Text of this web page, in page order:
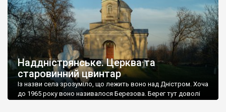
роках Болган […]
Наддністрянське. Церква та
старовинний цвинтар
Із назви села зрозуміло, що лежить воно над Дністром. Хоча
до 1965 року воно називалося Березова. Берег тут доволі